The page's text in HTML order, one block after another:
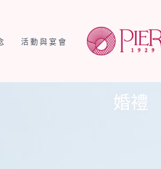
活動與宴會
婚禮